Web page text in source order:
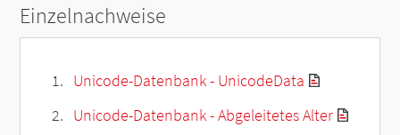
Einzelnachweise
Unicode-Datenbank - UnicodeData
Unicode-Datenbank - Abgeleitetes Alter